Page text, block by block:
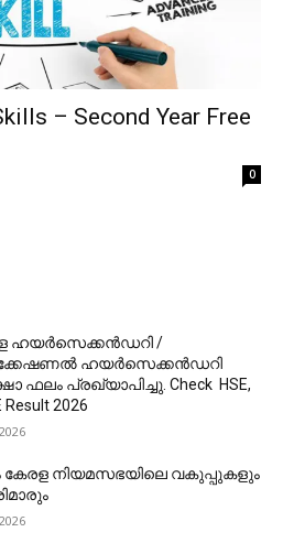
– Second Year Free
0
ഹയർസെക്കൻഡറി /
ഹയർസെക്കൻഡറി
ഫലം പ്രഖ്യാപിച്ചു. Check HSE,
Result 2026
കേരള നിയമസഭയിലെ വകുപ്പുകളും